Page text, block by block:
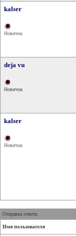
kalser
Новичок
deja vu
Новичок
kalser
Новичок
Отправка ответа:
Имя пользователя